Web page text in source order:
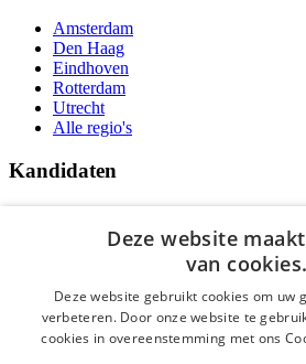
Amsterdam
Den Haag
Eindhoven
Rotterdam
Utrecht
Alle regio's
Kandidaten
Vacatures
Over Vacatures Overheid Online
YoungCapital IOS App
YoungCapital Android App
Deze website
van cookies.
Deze website gebruikt cookies om uw
verbeteren. Door onze website te
cookies in overeenstemming met ons